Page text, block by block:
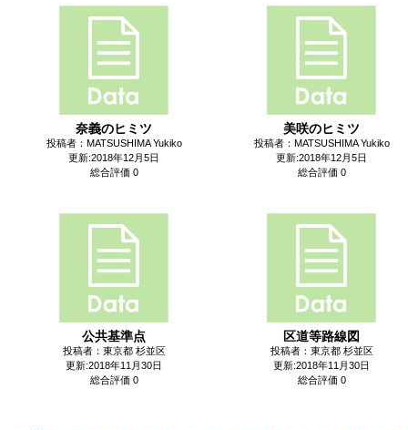
奈義のヒミツ
投稿者：MATSUSHIMA Yukiko
更新:2018年12月5日
総合評価 0
美咲のヒミツ
投稿者：MATSUSHIMA Yukiko
更新:2018年12月5日
総合評価 0
公共基準点
投稿者：東京都 杉並区
更新:2018年11月30日
総合評価 0
区道等路線図
投稿者：東京都 杉並区
更新:2018年11月30日
総合評価 0